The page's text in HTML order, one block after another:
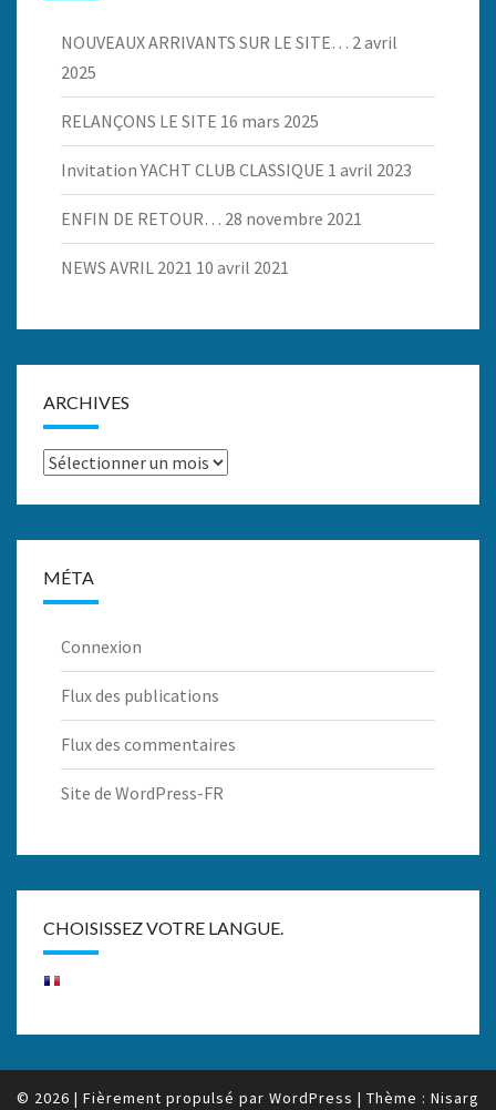
NOUVEAUX ARRIVANTS SUR LE SITE… 2 avril
2025
RELANÇONS LE SITE 16 mars 2025
Invitation YACHT CLUB CLASSIQUE 1 avril 2023
ENFIN DE RETOUR… 28 novembre 2021
NEWS AVRIL 2021 10 avril 2021
ARCHIVES
Archives
MÉTA
Connexion
Flux des publications
Flux des commentaires
Site de WordPress-FR
CHOISISSEZ VOTRE LANGUE.
© 2026 | Fièrement propulsé par WordPress | Thème : Nisarg